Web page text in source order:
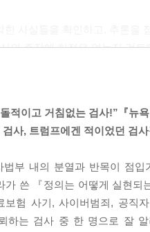
의 주장에 허점은 없는지 검
이 검사들의 잘못을 지적해 준
을 산산조각 낼 수도 있는 일
혐의를 벗더라도, 재판 전과는
해야 한다. 덧붙이자면, 뉴스
진 물은 주워 담을 수 없기 때
적이고 거침없는 검사!”『뉴
검사, 트럼프에겐 적이었던 검
법부 내의 분열과 반목이 점
가 쓴 『정의는 어떻게 실현되
보험 사기, 사이버범죄, 공직
하는 검사 중 한 명으로 잘